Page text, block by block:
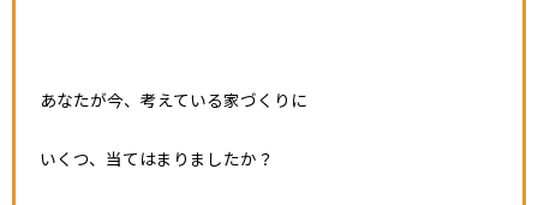
あなたが今、考えている家づくりに
いくつ、当てはまりましたか？